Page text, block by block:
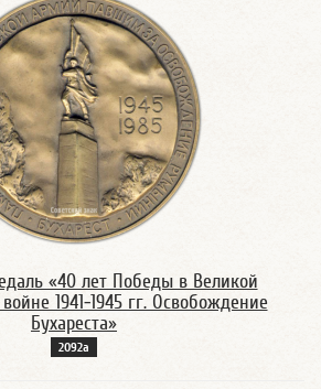
«40 лет Победы в Великой
1941-1945 гг. Освобождение
Бухареста»
2092а